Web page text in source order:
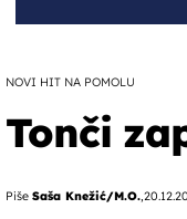
NOVI HIT NA POMOLU
Tonči
Piše Saša Knežić/M.O.,